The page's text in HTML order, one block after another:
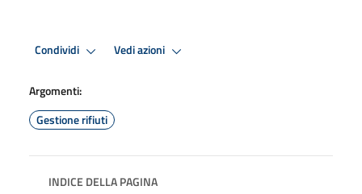
Condividi Vedi azioni
Argomenti:
Gestione rifiuti
INDICE DELLA PAGINA